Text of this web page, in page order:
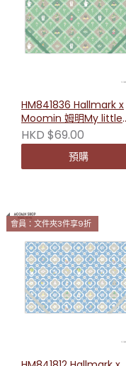
HM841836 Hallmark x
Moomin 姆明My little
something系列A5透明
文件夾（禮物）
HKD $69.00
預購
會員：文件夾3件享9折